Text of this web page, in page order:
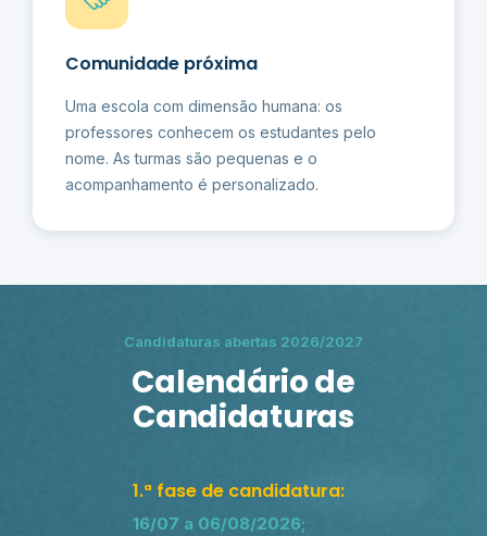
Comunidade próxima
Uma escola com dimensão humana: os
professores conhecem os estudantes pelo
nome. As turmas são pequenas e o
acompanhamento é personalizado.
Candidaturas abertas 2026/2027
Calendário de
Candidaturas
1.ª fase de candidatura:
16/07 a 06/08/2026;